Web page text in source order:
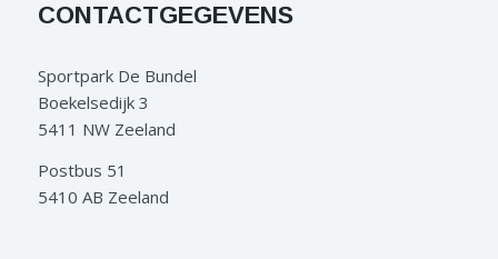
CONTACTGEGEVENS
Sportpark De Bundel
Boekelsedijk 3
5411 NW Zeeland
Postbus 51
5410 AB Zeeland